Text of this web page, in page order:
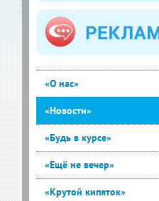
«О нас»
«Новости»
«Будь в курсе»
«Ещё не вечер»
«Крутой кипяток»